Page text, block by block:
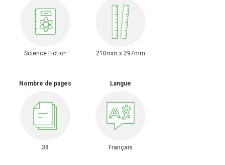
Science Fiction 210mm x 297mm
Nombre de pages
38
Langue
Français